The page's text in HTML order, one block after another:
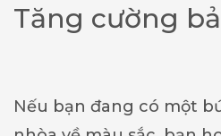
Tăng cường
Nếu bạn đang có một